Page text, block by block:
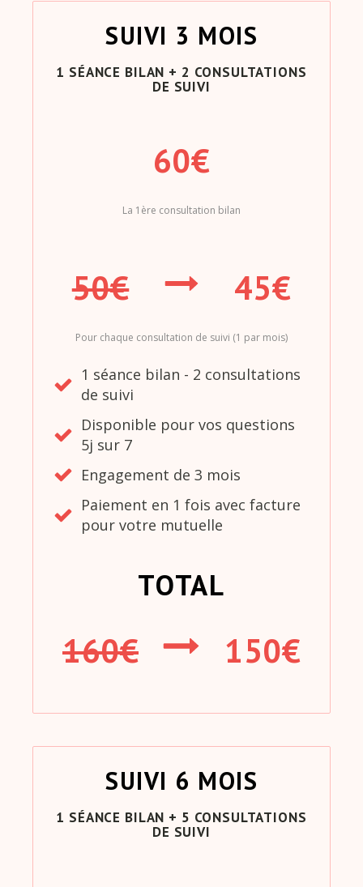
SUIVI 3 MOIS
1 SÉANCE BILAN + 2 CONSULTATIONS
DE SUIVI
60€
La 1ère consultation bilan
50€ 45€
Pour chaque consultation de suivi (1 par mois)
1 séance bilan - 2 consultations
de suivi
Disponible pour vos questions
5j sur 7
Engagement de 3 mois
Paiement en 1 fois avec facture
pour votre mutuelle
TOTAL
160€ 150€
SUIVI 6 MOIS
1 SÉANCE BILAN + 5 CONSULTATIONS
DE SUIVI